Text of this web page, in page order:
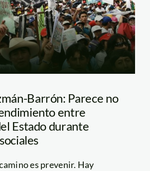
Barrón: Parece no
entre
Estado durante
es prevenir. Hay